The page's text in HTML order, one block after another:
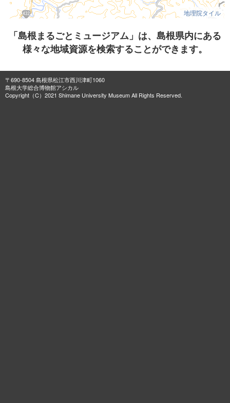
地理院タイル
「島根まるごとミュージアム」は、島根県内にある
様々な地域資源を検索することができます。
〒690-8504 島根県松江市西川津町1060
島根大学総合博物館アシカル
Copyright（C）2021 Shimane University Museum All Rights Reserved.